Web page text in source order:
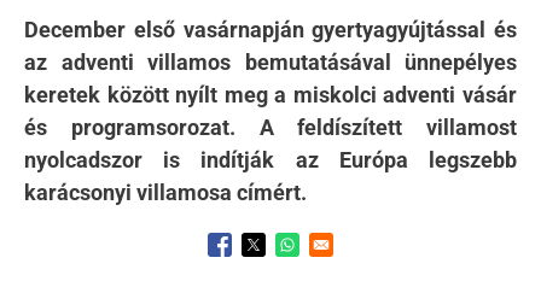
December első vasárnapján gyertyagyújtással és
az adventi villamos bemutatásával ünnepélyes
keretek között nyílt meg a miskolci adventi vásár
és programsorozat. A feldíszített villamost
nyolcadszor is indítják az Európa legszebb
karácsonyi villamosa címért.
Opens in a new window
Opens in a new window
Opens in a new window